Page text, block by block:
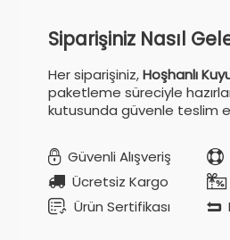
Siparişiniz Nasıl
Her siparişiniz,Hoşhanlı
paketleme süreciyle
kutusunda güvenle teslim
Güvenli Alışveriş
Ücretsiz Kargo
Ürün Sertifikası